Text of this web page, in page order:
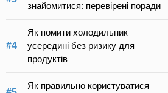
знайомитися: перевірені поради
Як помити холодильник
усередині без ризику для
продуктів
Як правильно користуватися